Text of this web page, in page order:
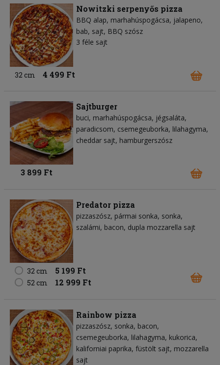
Nowitzki serpenyős pizza
BBQ alap marhahúspogácsa jalapeno
bab sajt BBQ szósz
3 féle sajt
32 cm 4 499 Ft
Sajtburger
buci marhahúspogácsa jégsaláta
paradicsom csemegeuborka lilahagyma
cheddar sajt hamburgerszósz
3 899 Ft
Predator pizza
pizzaszósz pármai sonka sonka
szalámi bacon dupla mozzarella sajt
32 cm 5 199 Ft
52 cm 12 999 Ft
Rainbow pizza
pizzaszósz sonka bacon
csemegeuborka lilahagyma kukorica
kaliforniai paprika füstölt sajt mozzarella
sajt